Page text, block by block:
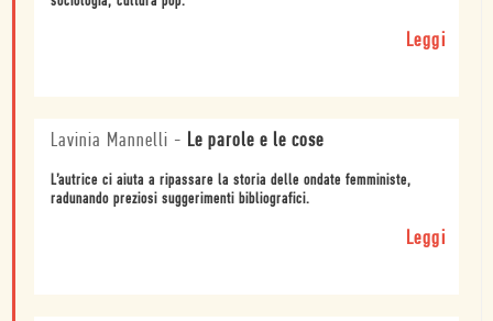
Leggi
Lavinia Mannelli - Le parole e le cose
L’autrice ci aiuta a ripassare la storia delle ondate femministe,
radunando preziosi suggerimenti bibliografici.
Leggi